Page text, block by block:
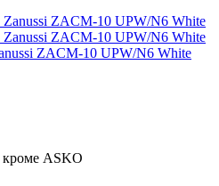
ZACM-10 UPW/N6 White
кроме ASKO